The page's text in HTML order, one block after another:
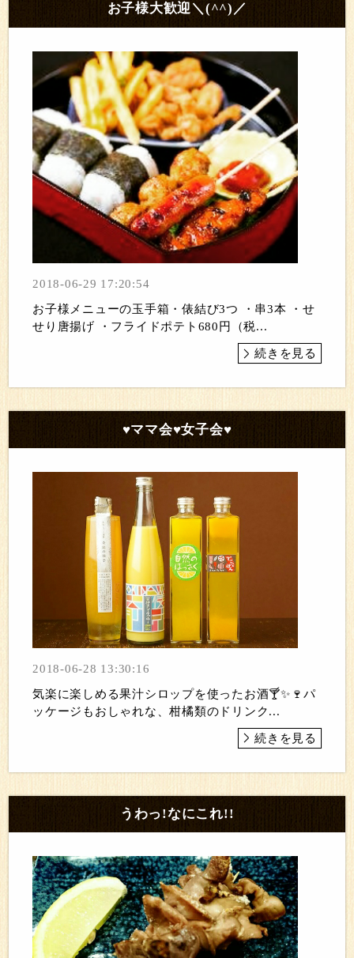
お子様大歓迎＼(^^)／
2018-06-29 17:20:54
お子様メニューの玉手箱・俵結び3つ ・串3本 ・せ
せり唐揚げ ・フライドポテト680円（税...
続きを見る
♥ママ会♥女子会♥
2018-06-28 13:30:16
気楽に楽しめる果汁シロップを使ったお酒🍸✨🍷パ
ッケージもおしゃれな、柑橘類のドリンク...
続きを見る
うわっ!なにこれ!!